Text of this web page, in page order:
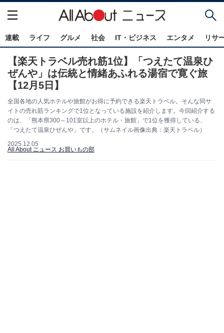
連載 ライフ グルメ 社会 IT・ビジネス エンタメ リサ
【楽天トラベル売れ筋1位】「つえたて温泉ひ
ぜんや」は伝統と情緒あふれる湯宿で寛ぐ旅
【12月5日】
全国各地の人気ホテルや旅館がお得に予約できる楽天トラベル。そんな同サ
イトの売れ筋ランキングで1位となっている施設を紹介します。今回紹介する
のは、「熊本県300～101室以上のホテル・旅館」で1位を獲得している、
「つえたて温泉ひぜんや」です。（サムネイル画像出典：楽天トラベル）
2025.12.05
All About ニュース お買いもの部